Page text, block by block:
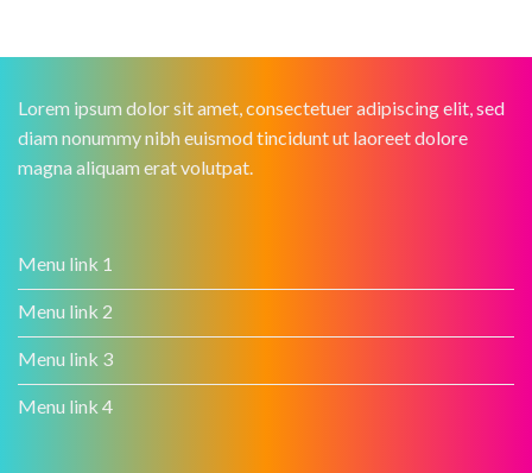
Lorem ipsum dolor sit amet, consectetuer adipiscing elit, sed
diam nonummy nibh euismod tincidunt ut laoreet dolore
magna aliquam erat volutpat.
Menu link 1
Menu link 2
Menu link 3
Menu link 4